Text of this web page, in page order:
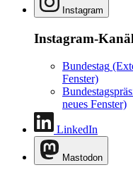
Instagram
Instagram-
Bundestag
Fenster)
neues Fenster)
LinkedIn
Mastodon